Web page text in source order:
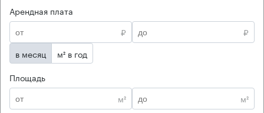
Арендная плата
₽
₽
в месяц
м² в год
Площадь
м²
м²